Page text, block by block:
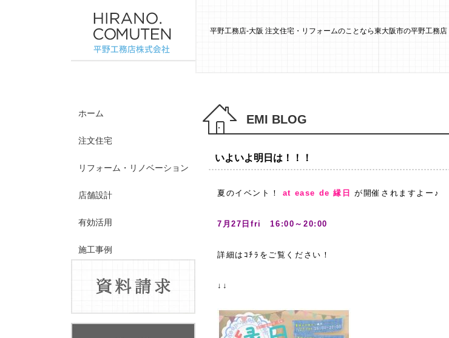
平野工務店-大阪 注文住宅・リフォームのことなら東大阪市の平野工務店
ホーム
注文住宅
リフォーム・リノベーション
店舗設計
有効活用
施工事例
お客様の声
EMI BLOG
いよいよ明日は！！！
夏のイベント！ at ease de 縁日 が開催されますよー♪
7月27日fri 16:00～20:00
詳細はｺﾁﾗをご覧ください！
↓↓